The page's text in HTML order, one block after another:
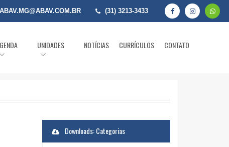
ABAV.MG@ABAV.COM.BR (31) 3213-3433
UNIDADES NOTÍCIAS CURRÍCULOS CONTATO
Downloads: Categorias